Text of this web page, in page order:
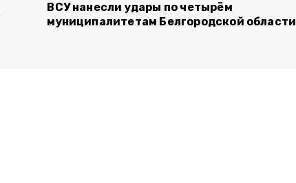
ВСУ нанесли удары по четырём
муниципалитетам Белгородской области